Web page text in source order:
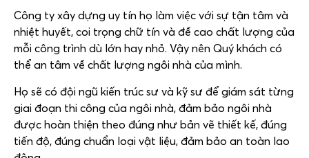
Công ty xây dựng uy tín họ làm việc với sự tận tâm và
nhiệt huyết, coi trọng chữ tín và đề cao chất lượng của
mỗi công trình dù lớn hay nhỏ. Vậy nên Quý khách có
thể an tâm về chất lượng ngôi nhà của mình.
Họ sẽ có đội ngũ kiến trúc sư và kỹ sư để giám sát từng
giai đoạn thi công của ngôi nhà, đảm bảo ngôi nhà
được hoàn thiện theo đúng như bản vẽ thiết kế, đúng
tiến độ, đúng chuẩn loại vật liệu, đảm bảo an toàn lao